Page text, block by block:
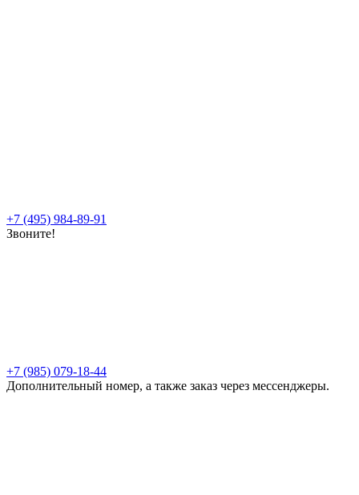
+7 (495) 984-89-91
Звоните!
+7 (985) 079-18-44
Дополнительный номер, а также заказ через мессенджеры.